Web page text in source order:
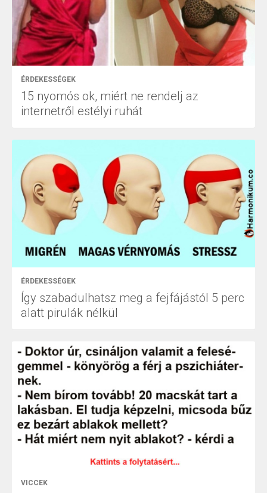
ÉRDEKESSÉGEK
15 nyomós ok, miért ne rendelj az
internetről estélyi ruhát
ÉRDEKESSÉGEK
Így szabadulhatsz meg a fejfájástól 5 perc
alatt pirulák nélkül
VICCEK